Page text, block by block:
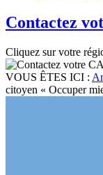
Contactez
Cliquez sur votre
VOUS ÊTES ICI :
citoyen « Occuper